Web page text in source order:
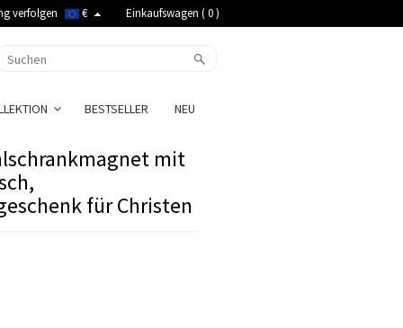
verfolgen € Einkaufswagen (0)
BESTSELLER NEU
mit
für Christen